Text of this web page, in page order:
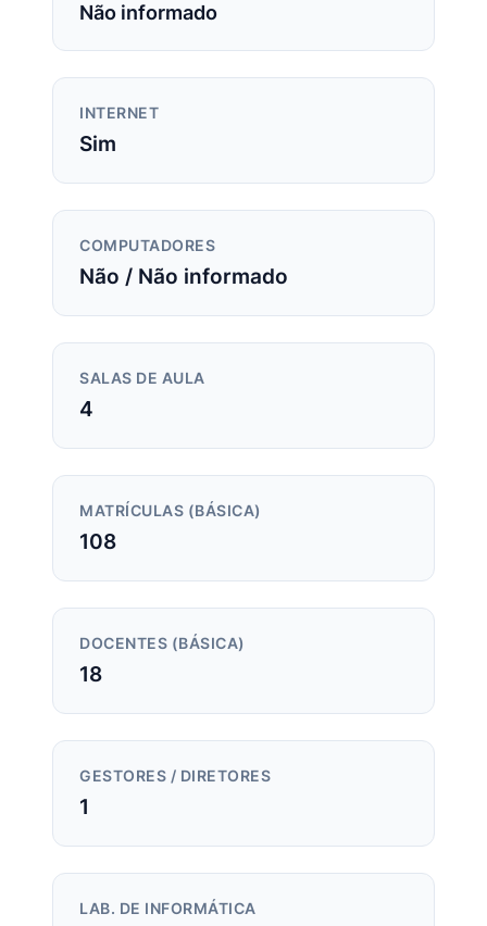
Não informado
INTERNET
Sim
COMPUTADORES
Não / Não informado
SALAS DE AULA
4
MATRÍCULAS (BÁSICA)
108
DOCENTES (BÁSICA)
18
GESTORES / DIRETORES
1
LAB. DE INFORMÁTICA